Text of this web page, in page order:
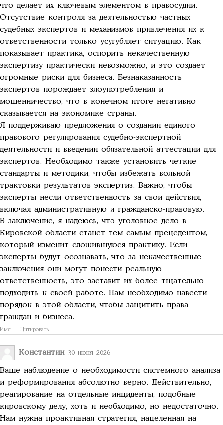
что делает их ключевым элементом в правосудии.
Отсутствие контроля за деятельностью частных
судебных экспертов и механизмов привлечения их к
ответственности только усугубляет ситуацию. Как
показывает практика, оспорить некачественную
экспертизу практически невозможно, и это создает
огромные риски для бизнеса. Безнаказанность
экспертов порождает злоупотребления и
мошенничество, что в конечном итоге негативно
сказывается на экономике страны.
Я поддерживаю предложения о создании единого
правового регулирования судебно-экспертной
деятельности и введении обязательной аттестации для
экспертов. Необходимо также установить четкие
стандарты и методики, чтобы избежать вольной
трактовки результатов экспертиз. Важно, чтобы
эксперты несли ответственность за свои действия,
включая административную и гражданско-правовую.
В заключение, я надеюсь, что уголовное дело в
Кировской области станет тем самым прецедентом,
который изменит сложившуюся практику. Если
эксперты будут осознавать, что за некачественные
заключения они могут понести реальную
ответственность, это заставит их более тщательно
подходить к своей работе. Нам необходимо навести
порядок в этой области, чтобы защитить права
граждан и бизнеса.
Имя Цитировать
Константин 30 июня 2026
Ваше наблюдение о необходимости системного анализа
и реформирования абсолютно верно. Действительно,
реагирование на отдельные инциденты, подобные
кировскому делу, хоть и необходимо, но недостаточно.
Нам нужна проактивная стратегия, нацеленная на